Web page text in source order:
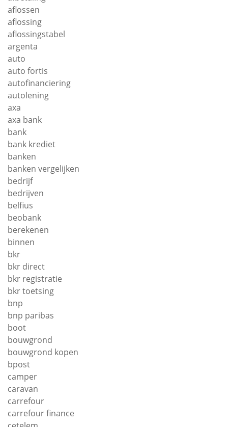
aflossen
aflossing
aflossingstabel
argenta
auto
auto fortis
autofinanciering
autolening
axa
axa bank
bank
bank krediet
banken
banken vergelijken
bedrijf
bedrijven
belfius
beobank
berekenen
binnen
bkr
bkr direct
bkr registratie
bkr toetsing
bnp
bnp paribas
boot
bouwgrond
bouwgrond kopen
bpost
camper
caravan
carrefour
carrefour finance